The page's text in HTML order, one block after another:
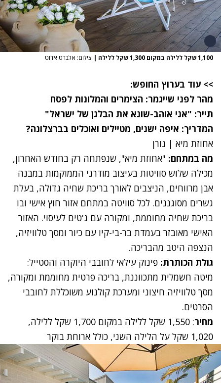
1,100 שקל ללילה במקום 1,300 שקל ללילה | צילום: אלברט אדוט
>> עוד בערוץ החופש:
מהר לפני שייגמר: הצימרים והמלונות לפסח
תייר: "אני אוהב-שונא את הבלגן של ישראל"
המדריך: איפה ישנים, מטיילים ואוכלים בברצלונה?
אחוזת מיא | גורן
מה במתחם: "אחוזת מיא", שנפתחה רק בחודש האחרון,
מכילה שלוש סוויטות בעיצוב מודרני הממוקמות במבנה
אבן מרווחים, הניצבים לאורך בריכת שחיה גדולה, בעלת
גשרים מסוגננים. לכל סוויטה במתחם אזור חוץ אישי ובו
בריכת שחיה מחוממת, ומקורה עם ג'טים לעיסוי. האזור
האישי מאובזר בעמדת בר-בי-קיו עם כיור ומסך טלוויזיה,
הנצפה היטב מהבריכה.
גולת הכותרת: פינוק עילאי לחובבי היוקרה והסטייל:
מיטה חשמלית מתכווננת, בריכה פרטית מחוממת ומקורה,
מסך טלוויזיה חיצוני ומערכת קולנוע משוכללת לחובבי
הסרטים.
מחיר
: 1,550 שקל ללילה במקום 1,700 שקל ללילה,
1,020 שקל על הלילה השני, כולל ארוחת בוקר